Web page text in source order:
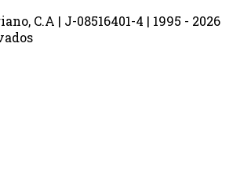
C.A | J-08516401-4 | 1995 - 2026